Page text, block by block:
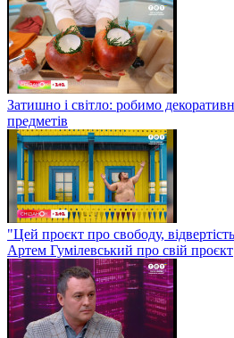
Затишно і світло: робимо
предметів
"Цей проєкт про свободу,
Артем Гумілевський про свій проєкт